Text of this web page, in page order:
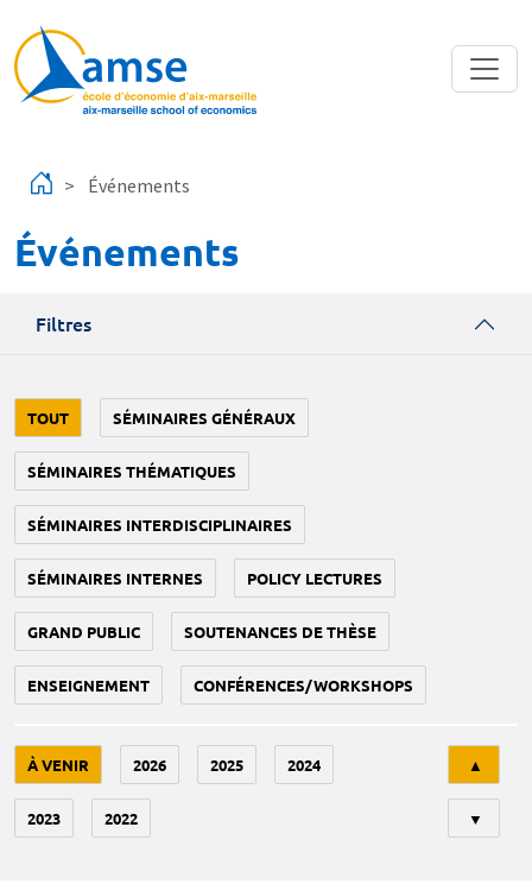
Événements
Événements
Filtres
TOUT SÉMINAIRES GÉNÉRAUX
SÉMINAIRES THÉMATIQUES
SÉMINAIRES INTERDISCIPLINAIRES
SÉMINAIRES INTERNES POLICY LECTURES
GRAND PUBLIC SOUTENANCES DE THÈSE
ENSEIGNEMENT CONFÉRENCES/WORKSHOPS
À VENIR 2026 2025 2024
2023 2022
▲
▼